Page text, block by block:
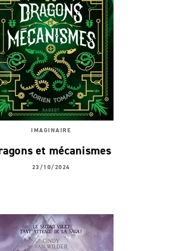
IMAGINAIRE
et mécanismes
23/10/2024